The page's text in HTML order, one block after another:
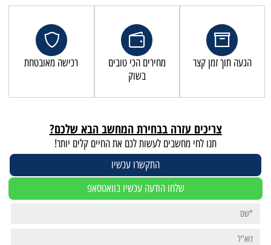
הגעה תוך זמן קצר
מחירים הכי טובים
בשוק
רכישה מאובטחת
צריכים עזרה בבחירת המחשב הבא שלכם?
תנו לחי מחשבים לעשות לכם את החיים קלים יותר!
התקשרו עכשיו
שלחו הודעה עכשיו בוואטסאפ